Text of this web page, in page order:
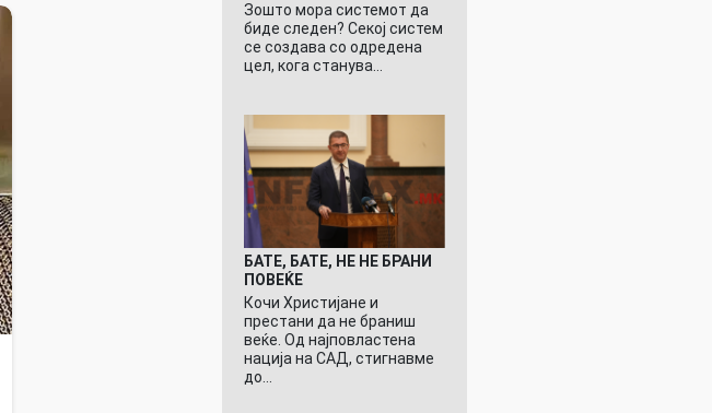
Зошто мора системот да
биде следен? Секој систем
се создава со одредена
цел, кога станува…
БАТЕ, БАТЕ, НЕ НЕ БРАНИ
ПОВЕЌЕ
Кочи Христијане и
престани да не браниш
веќе. Од најповластена
нација на САД, стигнавме
до…